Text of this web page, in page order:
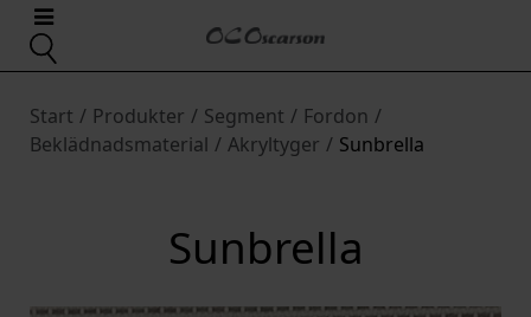
Start / Produkter / Segment / Fordon /
Beklädnadsmaterial / Akryltyger / Sunbrella
Sunbrella